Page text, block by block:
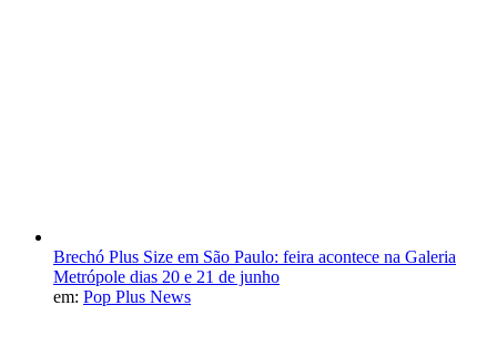
Brechó Plus Size em São Paulo: feira acontece na Galeria
Metrópole dias 20 e 21 de junho
em: Pop Plus News